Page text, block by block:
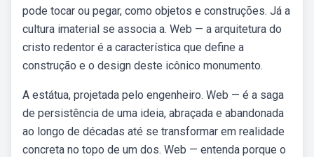
pode tocar ou pegar, como objetos e construções. Já a
cultura imaterial se associa a. Web — a arquitetura do
cristo redentor é a característica que define a
construção e o design deste icônico monumento.
A estátua, projetada pelo engenheiro. Web — é a saga
de persistência de uma ideia, abraçada e abandonada
ao longo de décadas até se transformar em realidade
concreta no topo de um dos. Web — entenda porque o